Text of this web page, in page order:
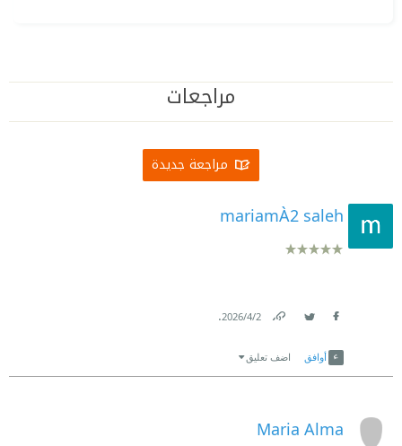
مراجعات
مراجعة جديدة
mariamÀ2 saleh
2‏/4‏/2026
.
أوافق اضف تعليق
Maria Alma